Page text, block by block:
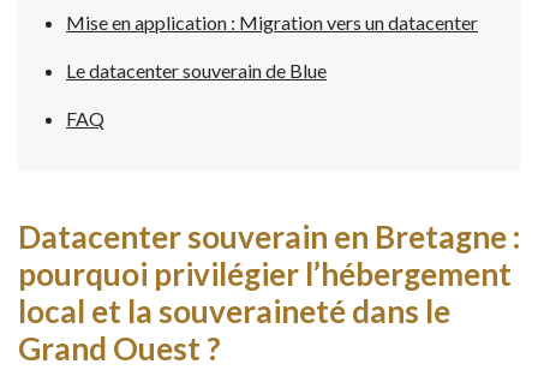
Mise en application : Migration vers un datacenter
Le datacenter souverain de Blue
FAQ
Datacenter souverain en Bretagne :
pourquoi privilégier l’hébergement
local et la souveraineté dans le
Grand Ouest ?